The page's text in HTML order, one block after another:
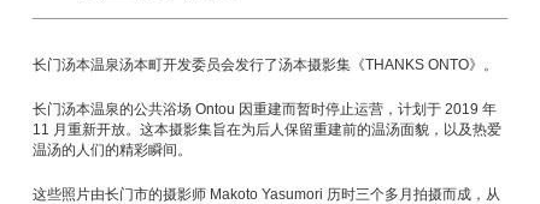
长门汤本温泉汤本町开发委员会发行了汤本摄影集《THANKS ONTO》。
长门汤本温泉的公共浴场 Ontou 因重建而暂时停止运营，计划于 2019 年
11 月重新开放。这本摄影集旨在为后人保留重建前的温汤面貌，以及热爱
温汤的人们的精彩瞬间。
这些照片由长门市的摄影师 Makoto Yasumori 历时三个多月拍摄而成，从